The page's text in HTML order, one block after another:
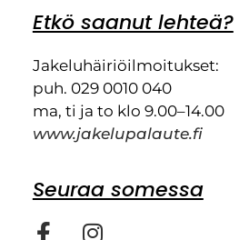
Etkö saanut lehteä?
Jakeluhäiriöilmoitukset:
puh. 029 0010 040
ma, ti ja to klo 9.00–14.00
www.jakelupalaute.fi
Seuraa somessa